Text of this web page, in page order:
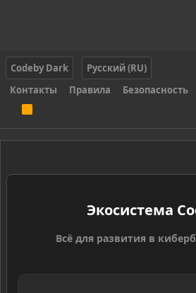
Codeby Dark
Русский (RU)
Контакты
Правила Безопасность
S
Экосистема
Всё для развития в